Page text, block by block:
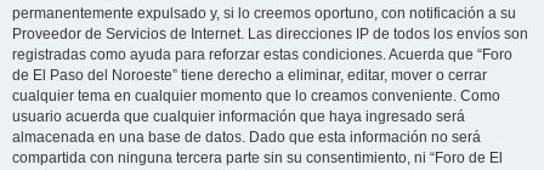
permanentemente expulsado y, si lo creemos oportuno, con notificación a su
Proveedor de Servicios de Internet. Las direcciones IP de todos los envíos son
registradas como ayuda para reforzar estas condiciones. Acuerda que “Foro
de El Paso del Noroeste” tiene derecho a eliminar, editar, mover o cerrar
cualquier tema en cualquier momento que lo creamos conveniente. Como
usuario acuerda que cualquier información que haya ingresado será
almacenada en una base de datos. Dado que esta información no será
compartida con ninguna tercera parte sin su consentimiento, ni “Foro de El